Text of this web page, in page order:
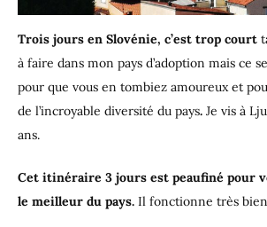
Trois jours en Slovénie, c’est trop court
à faire dans mon pays d’adoption mais ce
pour que vous en tombiez amoureux et
de l’incroyable diversité du pays. Je vis à
ans.
Cet itinéraire 3 jours est peaufiné pour
le meilleur du pays. Il fonctionne très